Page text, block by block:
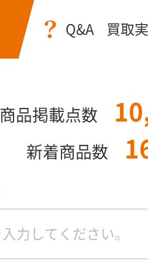
Q&A 買取
商品掲載点数
新着商品数